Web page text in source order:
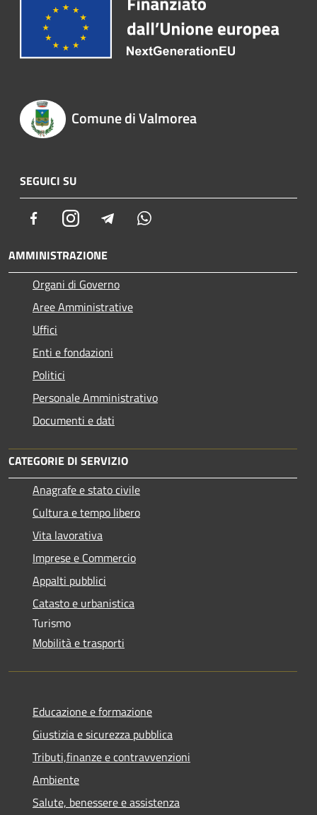
Comune di Valmorea
SEGUICI SU
FacebookInstagram Telegram
AMMINISTRAZIONE
Organi di Governo
Aree Amministrative
Uffici
Enti e fondazioni
Politici
Personale Amministrativo
Documenti e dati
CATEGORIE DI SERVIZIO
Anagrafe e stato civile
Cultura e tempo libero
Vita lavorativa
Imprese e Commercio
Appalti pubblici
Catasto e urbanistica
Turismo
Mobilità e trasporti
Educazione e formazione
Giustizia e sicurezza pubblica
Tributi,finanze e contravvenzioni
Ambiente
Salute, benessere e assistenza